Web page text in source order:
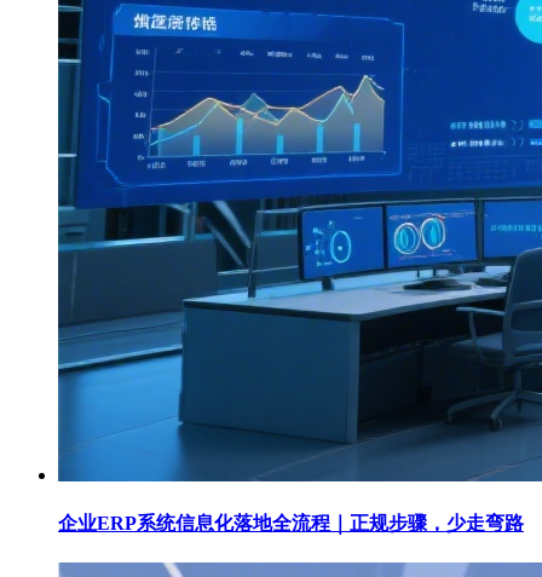
企业ERP系统信息化落地全流程｜正规步骤，少走弯路